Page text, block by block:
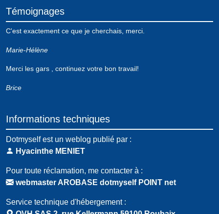
Témoignages
C'est exactement ce que je cherchais, merci.
Marie-Hélène
Merci les gars , continuez votre bon travail!
Brice
Informations techniques
Dotmyself est un weblog publié par :
Hyacinthe MENIET
Pour toute réclamation, me contacter à :
webmaster AROBASE dotmyself POINT net
Service technique d'hébergement :